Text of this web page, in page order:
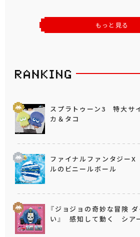
もっと見る
スプラトゥーン3 特大サ
カ＆タコ
ファイナルファンタジ
ルのビニールボール
『ジョジョの奇妙な冒険
い』 感知して動く シア